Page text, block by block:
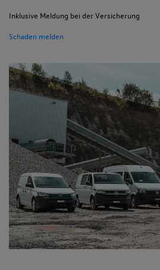
Inklusive Meldung bei der Versicherung
Schaden melden